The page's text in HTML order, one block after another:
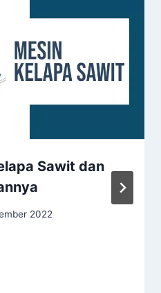
Sawit dan
2022